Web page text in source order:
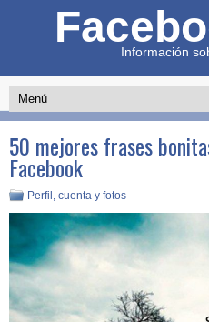
Información
50 mejores frases
Facebook
Perfil, cuenta y fotos